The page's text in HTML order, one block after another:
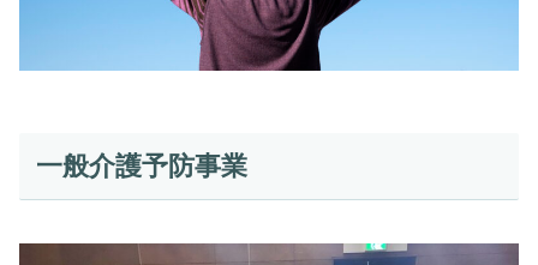
一般介護予防事業